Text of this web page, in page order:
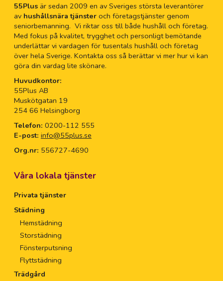
55Plusär sedan 2009 en av Sveriges största leverantörer
av hushållsnära tjänsteroch företagstjänster genom
seniorbemanning. Vi riktar oss till både hushåll och företag.
Med fokus på kvalitet, trygghet och personligt bemötande
underlättar vi vardagen för tusentals hushåll och företag
över hela Sverige. Kontakta oss så berättar vi mer hur vi kan
göra din vardag lite skönare.
Huvudkontor:
55Plus AB
Muskötgatan 19
254 66 Helsingborg
Telefon: 0200-112 555
E-post: info@55plus.se
Org.nr: 556727-4690
Våra lokala tjänster
Privata tjänster
Städning
Hemstädning
Storstädning
Fönsterputsning
Flyttstädning
Trädgård